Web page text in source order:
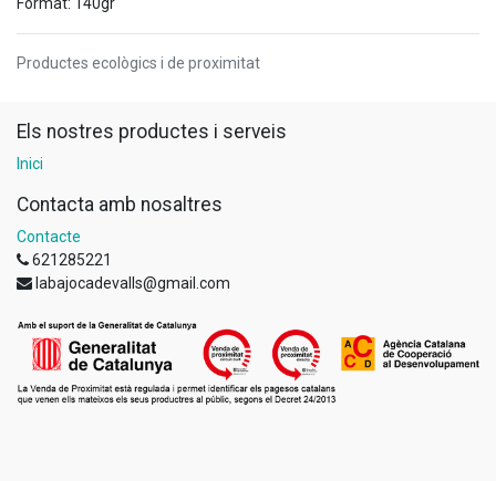
Productes ecològics i de proximitat
Els nostres productes i serveis
Inici
Contacta amb nosaltres
Contacte
621285221
labajocadevalls@gmail.com